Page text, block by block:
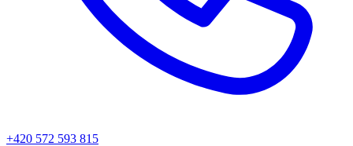
+420 572 593 815